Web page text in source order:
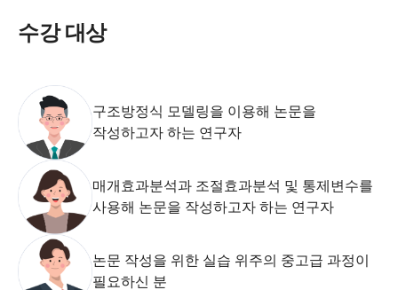
수강 대상
구조방정식 모델링을 이용해 논문을
작성하고자 하는 연구자
매개효과분석과 조절효과분석 및 통제변수를
사용해 논문을 작성하고자 하는 연구자
논문 작성을 위한 실습 위주의 중고급 과정이
필요하신 분